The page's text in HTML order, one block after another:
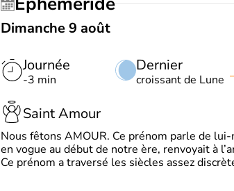
Dimanche 9 août
Journée
-3 min
Dernier
croissant de Lune
Saint Amour
Nous fêtons AMOUR. Ce prénom parle de
en vogue au début de notre ère, renvoyait à
Ce prénom a traversé les siècles assez